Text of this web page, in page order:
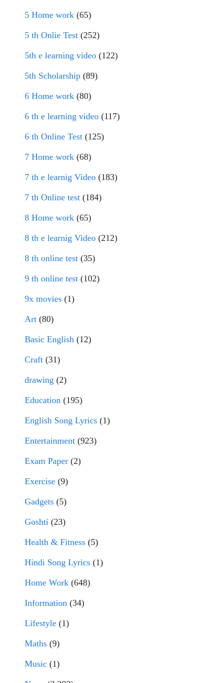
5 Home work (65)
5 th Onlie Test (252)
5th e learning video (122)
5th Scholarship (89)
6 Home work (80)
6 th e learning video (117)
6 th Online Test (125)
7 Home work (68)
7 th e learnig Video (183)
7 th Online test (184)
8 Home work (65)
8 th e learnig Video (212)
8 th online test (35)
9 th online test (102)
9x movies (1)
Art (80)
Basic English (12)
Craft (31)
drawing (2)
Education (195)
English Song Lyrics (1)
Entertainment (923)
Exam Paper (2)
Exercise (9)
Gadgets (5)
Goshti (23)
Health & Fitness (5)
Hindi Song Lyrics (1)
Home Work (648)
Information (34)
Lifestyle (1)
Maths (9)
Music (1)